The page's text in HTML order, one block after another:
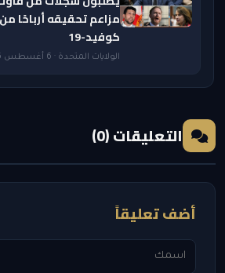
مزاعم تحقيقه أرباحًا
كوفيد-19
الولايات المتحدة · 6 أغسطس 2026 — 11:50 AM
التعليقات (0)
أضف تعليقاً